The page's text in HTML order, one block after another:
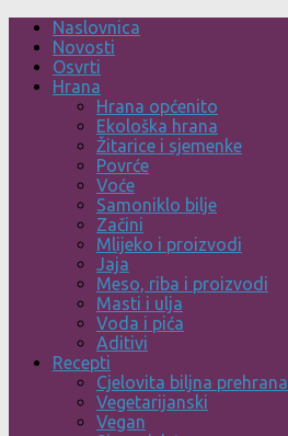
Skip
content
Naslovnica
Novosti
Osvrti
Hrana
Hrana općenito
Ekološka hrana
Žitarice i sjemenke
Povrće
Voće
Samoniklo bilje
Začini
Mlijeko i proizvodi
Jaja
Meso, riba i proizvodi
Masti i ulja
Voda i pića
Aditivi
Recepti
Cjelovita biljna prehrana
Vegetarijanski
Vegan